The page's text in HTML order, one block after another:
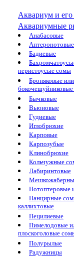
Аквариум и его
Аквариумные
Анабасовые
Аптеронотовые
Бадиевые
перистоусые сомы
Броняковые или
Бычковые
Вьюновые
Гудиевые
Иглобрюхие
Карповые
Карпозубые
Клинобрюхие
Кольчужные
Лабиринтовые
Нотоптеровые
Панцирные
каллихтовые
Пецилиевые
Пимелодовые
плоскоголовые
Полурылые
Радужницы